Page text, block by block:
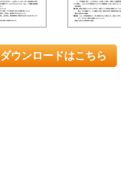
ウンロードはこちら